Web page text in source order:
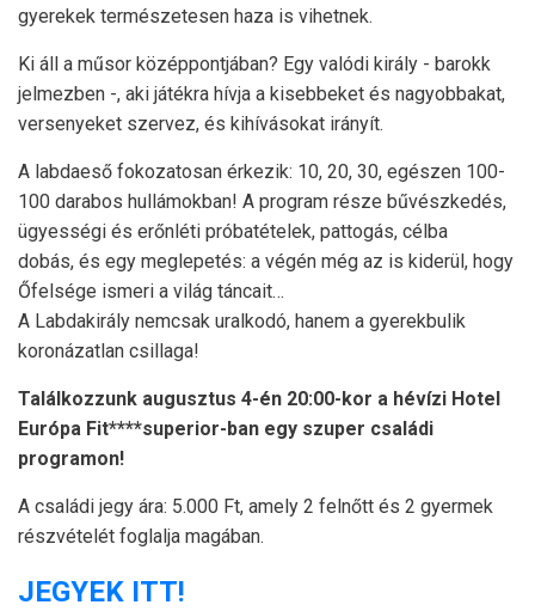
gyerekek természetesen haza is vihetnek.
Ki áll a műsor középpontjában? Egy valódi király - barokk
jelmezben -, aki játékra hívja a kisebbeket és nagyobbakat,
versenyeket szervez, és kihívásokat irányít.
A labdaeső fokozatosan érkezik: 10, 20, 30, egészen 100-
100 darabos hullámokban! A program része bűvészkedés,
ügyességi és erőnléti próbatételek, pattogás, célba
dobás, és egy meglepetés: a végén még az is kiderül, hogy
Őfelsége ismeri a világ táncait…
A Labdakirály nemcsak uralkodó, hanem a gyerekbulik
koronázatlan csillaga!
Találkozzunk augusztus 4-én 20:00-kor a hévízi Hotel
Európa Fit****superior-ban egy szuper családi
programon!
A családi jegy ára: 5.000 Ft, amely 2 felnőtt és 2 gyermek
részvételét foglalja magában.
JEGYEK ITT!